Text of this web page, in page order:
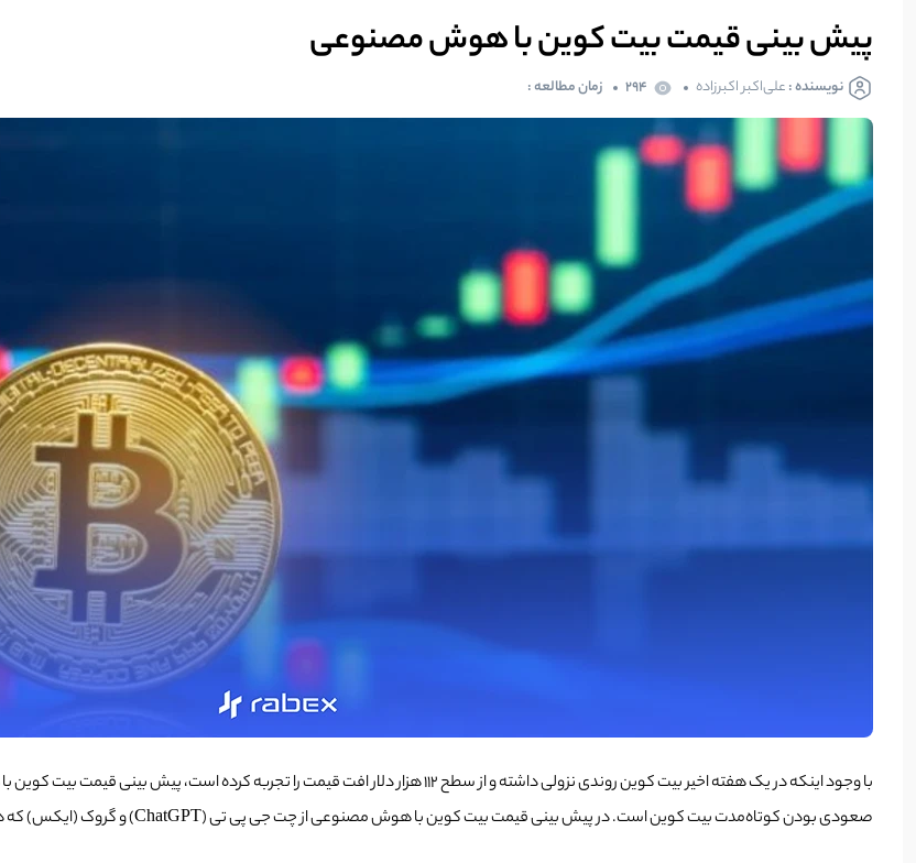
پیش بینی قیمت بیت کوین با هوش مصنوعی
نویسنده :علی‌اکبر اکبرزاده 294 زمان مطالعه :
با وجود اینکه در یک هفته اخیر بیت کوین روندی نزولی داشته و از سطح 112 هزار دلار افت قیمت
صعودی بودن کوتاه‌مدت بیت کوین است. در پیش بینی قیمت بیت کوین با هوش مصنوعی از چت جی پی تی (ChatGPT) و گروک (ایکس) که همان